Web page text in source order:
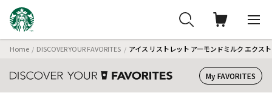
Home DISCOVER YOUR FAVORITES アイス リストレット アーモンドミルク エクス
My FAVORITES